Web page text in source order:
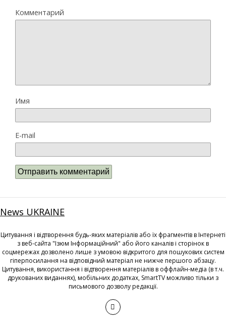
Комментарий
Имя
E-mail
News UKRAINE
Цитування і відтворення будь-яких матеріалів або їх фрагментів в Інтернеті
з веб-сайта "Ізюм Інформаційний" або його каналів і сторінок в
соцмережах дозволено лише з умовою відкритого для пошукових систем
гіперпосилання на відповідний матеріал не нижче першого абзацу.
Цитування, використання і відтворення матеріалів в оффлайн-медіа (в т.ч.
друкованих виданнях), мобільних додатках, SmartTV можливо тільки з
письмового дозволу редакції.